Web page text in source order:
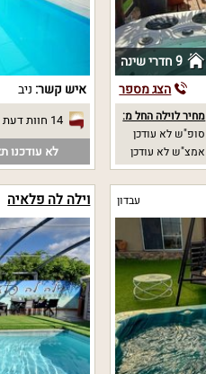
9 חדרי שינה
הצג מספר
מחיר לוילה החל מ:
סופ"ש לא עודכן
אמצ"ש לא עודכן
איש קשר: ניב
14 חוות דעת אמיתיות
לא עודכנו
עבדון וילה לה פלאיה